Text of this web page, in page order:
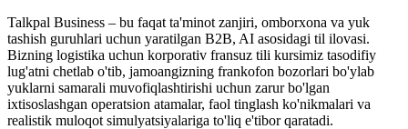
Talkpal Business – bu faqat ta'minot zanjiri, omborxona va yuk
tashish guruhlari uchun yaratilgan B2B, AI asosidagi til ilovasi.
Bizning logistika uchun korporativ fransuz tili kursimiz tasodifiy
lug'atni chetlab o'tib, jamoangizning frankofon bozorlari bo'ylab
yuklarni samarali muvofiqlashtirishi uchun zarur bo'lgan
ixtisoslashgan operatsion atamalar, faol tinglash ko'nikmalari va
realistik muloqot simulyatsiyalariga to'liq e'tibor qaratadi.